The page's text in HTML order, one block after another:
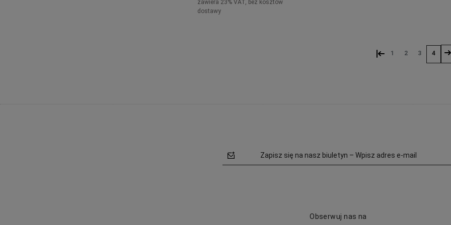
zawiera 23% VAT, bez kosztów
dostawy
« 1 2 3 4 »
Zapisz się na nasz biuletyn – Wpisz adres e-mail
Obserwuj nas na